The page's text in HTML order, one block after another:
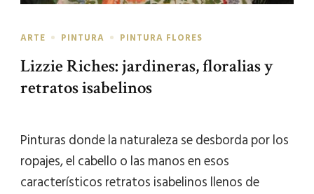
ARTE PINTURA PINTURA FLORES
Lizzie Riches: jardineras, floralias y
retratos isabelinos
Pinturas donde la naturaleza se desborda por los
ropajes, el cabello o las manos en esos
característicos retratos isabelinos llenos de